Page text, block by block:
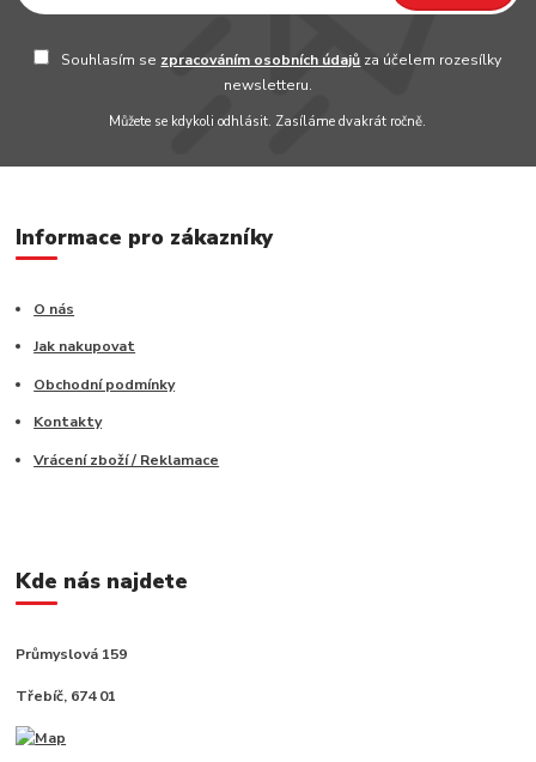
Souhlasím se zpracováním osobních údajů za účelem rozesílky
newsletteru.
Můžete se kdykoli odhlásit. Zasíláme dvakrát ročně.
Informace pro zákazníky
O nás
Jak nakupovat
Obchodní podmínky
Kontakty
Vrácení zboží / Reklamace
Kde nás najdete
Průmyslová 159
Třebíč, 674 01